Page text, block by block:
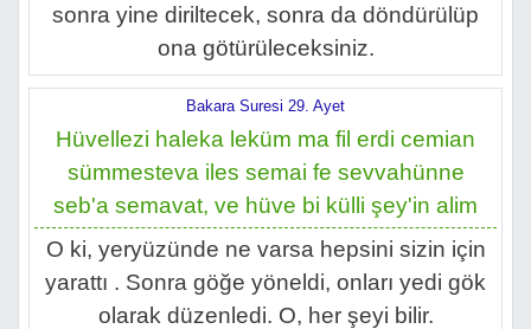
sonra yine diriltecek, sonra da döndürülüp
ona götürüleceksiniz.
Bakara Suresi 29. Ayet
Hüvellezi haleka leküm ma fil erdi cemian
sümmesteva iles semai fe sevvahünne
seb'a semavat, ve hüve bi külli şey'in alim
O ki, yeryüzünde ne varsa hepsini sizin için
yarattı . Sonra göğe yöneldi, onları yedi gök
olarak düzenledi. O, her şeyi bilir.